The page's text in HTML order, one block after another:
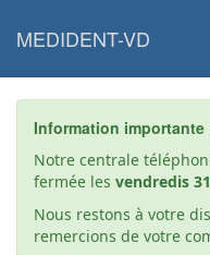
principal
MEDIDENT-VD
Information importante
Notre centrale
fermée les vendredis
Nous restons à votre
remercions de votre